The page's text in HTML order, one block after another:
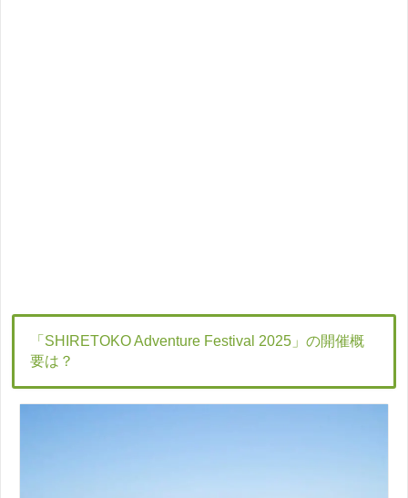
「SHIRETOKO Adventure Festival 2025」の開催概
要は？